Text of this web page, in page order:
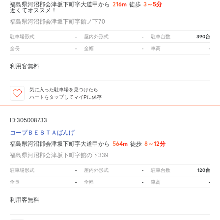
福島県河沼郡会津坂下町字大道甲から 216m 徒歩 3～5分
近くてオススメ！
福島県河沼郡会津坂下町字館ノ下70
駐車場形式 - 屋内外形式 - 駐車台数 390台
全長 - 全幅 - 車高 -
利用客無料
気に入った駐車場を見つけたら
ハートをタップしてマイPに保存
ID:305008733
コープＢＥＳＴＡばんげ
福島県河沼郡会津坂下町字大道甲から 564m 徒歩 8～12分
福島県河沼郡会津坂下町字館の下339
駐車場形式 - 屋内外形式 - 駐車台数 120台
全長 - 全幅 - 車高 -
利用客無料